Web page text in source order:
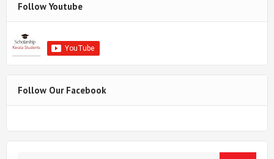
Follow Youtube
Follow Our Facebook